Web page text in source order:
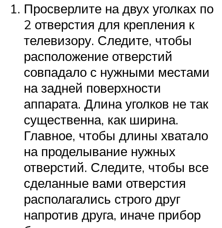
Просверлите на двух уголках по
2 отверстия для крепления к
телевизору. Следите, чтобы
расположение отверстий
совпадало с нужными местами
на задней поверхности
аппарата. Длина уголков не так
существенна, как ширина.
Главное, чтобы длины хватало
на проделывание нужных
отверстий. Следите, чтобы все
сделанные вами отверстия
располагались строго друг
напротив друга, иначе прибор